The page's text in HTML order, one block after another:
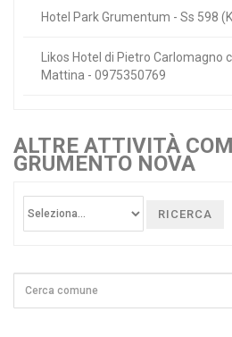
Hotel Park Grumentum - Ss 598
Likos Hotel di Pietro Carlomagno
Mattina - 0975350769
ALTRE ATTIVITÀ
GRUMENTO NOVA
RICERCA